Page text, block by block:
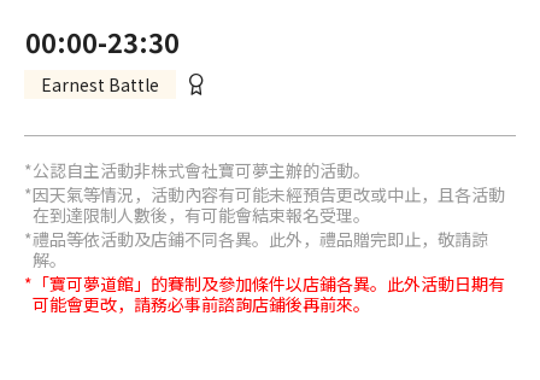
00:00-23:30
Earnest Battle
公認自主活動非株式會社寶可夢主辦的活動。
因天氣等情況，活動內容有可能未經預告更改或中止，且各活動
在到達限制人數後，有可能會結束報名受理。
禮品等依活動及店鋪不同各異。此外，禮品贈完即止，敬請諒
解。
「寶可夢道館」的賽制及參加條件以店鋪各異。此外活動日期有
可能會更改，請務必事前諮詢店鋪後再前來。